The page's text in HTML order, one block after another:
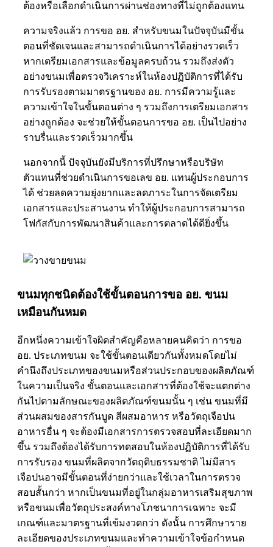
ต้องหรือเลือกดำเนินการผ่านช่องทางที่ไม่ถูกต้องแทน
ความจริงแล้ว การขอ อย. สำหรับขนมในปัจจุบันมีขั้น
ตอนที่ชัดเจนและสามารถดำเนินการได้อย่างรวดเร็ว
หากเตรียมเอกสารและข้อมูลครบถ้วน รวมถึงส่งตัว
อย่างขนมเพื่อตรวจวิเคราะห์ในห้องปฏิบัติการที่ได้รับ
การรับรองตามมาตรฐานของ อย. การมีความรู้และ
ความเข้าใจในขั้นตอนต่าง ๆ รวมถึงการเตรียมเอกสาร
อย่างถูกต้อง จะช่วยให้ขั้นตอนการขอ อย. เป็นไปอย่าง
ราบรื่นและรวดเร็วมากขึ้น
นอกจากนี้ ปัจจุบันยังมีบริการที่ปรึกษาหรือบริษัท
ตัวแทนที่ช่วยดำเนินการขอเลข อย. แทนผู้ประกอบการ
ได้ ช่วยลดความยุ่งยากและลดภาระในการจัดเตรียม
เอกสารและประสานงาน ทำให้ผู้ประกอบการสามารถ
โฟกัสกับการพัฒนาสินค้าและการตลาดได้ดียิ่งขึ้น
ขนมทุกชนิดต้องใช้ขั้นตอนการขอ อย. ขนม
เหมือนกันหมด
อีกหนึ่งความเข้าใจผิดสำคัญคือหลายคนคิดว่า การขอ
อย. ประเภทขนม จะใช้ขั้นตอนเดียวกันทั้งหมดโดยไม่
คำนึงถึงประเภทของขนมหรือส่วนประกอบของผลิตภัณฑ์
ในความเป็นจริง ขั้นตอนและเอกสารที่ต้องใช้จะแตกต่าง
กันไปตามลักษณะของผลิตภัณฑ์ขนมนั้น ๆ เช่น ขนมที่มี
ส่วนผสมของสารกันบูด สีผสมอาหาร หรือวัตถุเจือปน
อาหารอื่น ๆ จะต้องมีเอกสารการตรวจสอบที่ละเอียดมาก
ขึ้น รวมถึงต้องได้รับการทดสอบในห้องปฏิบัติการที่ได้รับ
การรับรอง ขนมที่ผลิตจากวัตถุดิบธรรมชาติ ไม่มีสาร
เจือปนอาจมีขั้นตอนที่ง่ายกว่าและใช้เวลาในการตรวจ
สอบสั้นกว่า หากเป็นขนมที่อยู่ในกลุ่มอาหารเสริมสุขภาพ
หรือขนมเพื่อวัตถุประสงค์ทางโภชนาการเฉพาะ จะมี
เกณฑ์และมาตรฐานที่เข้มงวดกว่า ดังนั้น การศึกษาราย
ละเอียดของประเภทขนมและทำความเข้าใจข้อกำหนด